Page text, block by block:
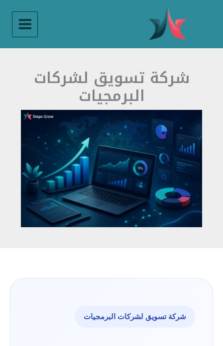
شركة تسويق لشركات
البرمجيات
شركة تسويق لشركات البرمجيات